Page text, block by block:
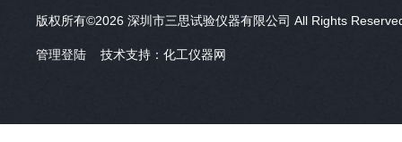
版权所有©2026 深圳市三思试验仪器有限公司 All Rights
管理登陆 技术支持： 化工仪器网